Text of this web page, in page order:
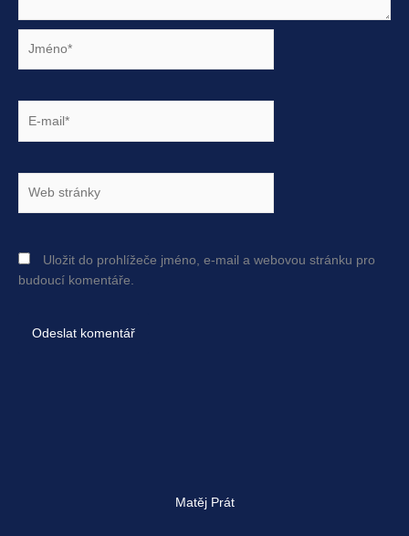
mail*
Uložit do prohlížeče jméno, e-mail a webovou stránku pro
budoucí komentáře.
Matěj Prát